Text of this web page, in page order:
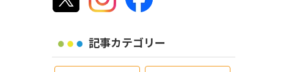
記事カテゴリー